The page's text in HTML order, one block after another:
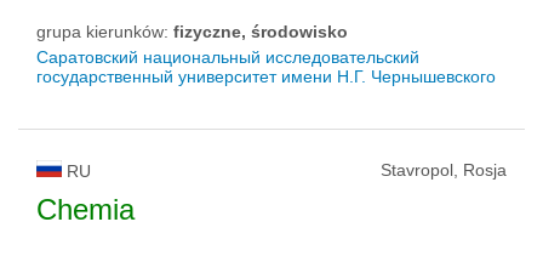
grupa kierunków: fizyczne, środowisko
Саратовский национальный исследовательский
государственный университет имени Н.Г. Чернышевского
RU Stavropol, Rosja
Chemia